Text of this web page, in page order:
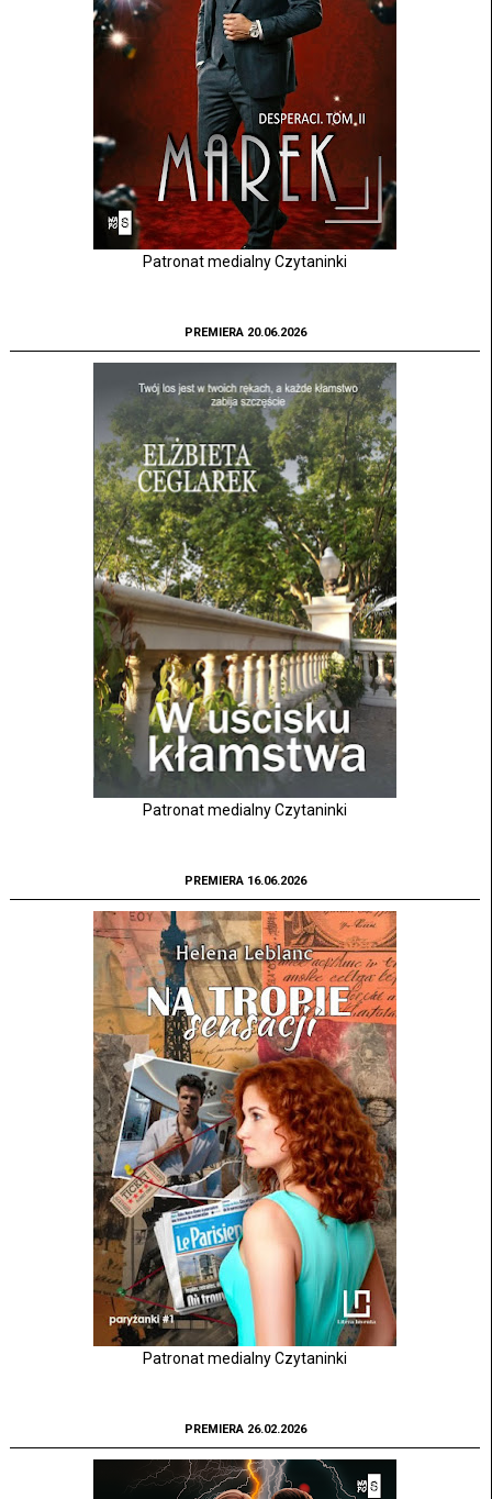
Patronat medialny Czytaninki
PREMIERA 20.06.2026
Patronat medialny Czytaninki
PREMIERA 16.06.2026
Patronat medialny Czytaninki
PREMIERA 26.02.2026